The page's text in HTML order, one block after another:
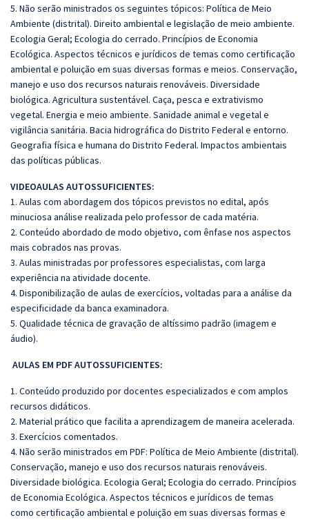
5. Não serão ministrados os seguintes tópicos: Política de Meio
Ambiente (distrital). Direito ambiental e legislação de meio ambiente.
Ecologia Geral; Ecologia do cerrado. Princípios de Economia
Ecológica. Aspectos técnicos e jurídicos de temas como certificação
ambiental e poluição em suas diversas formas e meios. Conservação,
manejo e uso dos recursos naturais renováveis. Diversidade
biológica. Agricultura sustentável. Caça, pesca e extrativismo
vegetal. Energia e meio ambiente. Sanidade animal e vegetal e
vigilância sanitária. Bacia hidrográfica do Distrito Federal e entorno.
Geografia física e humana do Distrito Federal. Impactos ambientais
das políticas públicas.
VIDEOAULAS AUTOSSUFICIENTES:
1. Aulas com abordagem dos tópicos previstos no edital, após
minuciosa análise realizada pelo professor de cada matéria.
2. Conteúdo abordado de modo objetivo, com ênfase nos aspectos
mais cobrados nas provas.
3. Aulas ministradas por professores especialistas, com larga
experiência na atividade docente.
4. Disponibilização de aulas de exercícios, voltadas para a análise da
especificidade da banca examinadora.
5. Qualidade técnica de gravação de altíssimo padrão (imagem e
áudio).
AULAS EM PDF AUTOSSUFICIENTES:
1. Conteúdo produzido por docentes especializados e com amplos
recursos didáticos.
2. Material prático que facilita a aprendizagem de maneira acelerada.
3. Exercícios comentados.
4. Não serão ministrados em PDF: Política de Meio Ambiente (distrital).
Conservação, manejo e uso dos recursos naturais renováveis.
Diversidade biológica. Ecologia Geral; Ecologia do cerrado. Princípios
de Economia Ecológica. Aspectos técnicos e jurídicos de temas
como certificação ambiental e poluição em suas diversas formas e